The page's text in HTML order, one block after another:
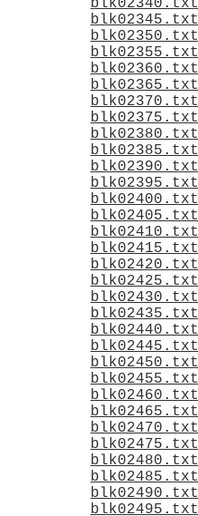
blk02340.txt
blk02345.txt
blk02350.txt
blk02355.txt
blk02360.txt
blk02365.txt
blk02370.txt
blk02375.txt
blk02380.txt
blk02385.txt
blk02390.txt
blk02395.txt
blk02400.txt
blk02405.txt
blk02410.txt
blk02415.txt
blk02420.txt
blk02425.txt
blk02430.txt
blk02435.txt
blk02440.txt
blk02445.txt
blk02450.txt
blk02455.txt
blk02460.txt
blk02465.txt
blk02470.txt
blk02475.txt
blk02480.txt
blk02485.txt
blk02490.txt
blk02495.txt